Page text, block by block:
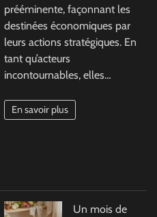
prééminente, façonnant les
destinées économiques par
leurs actions stratégiques. En
tant qu’acteurs
incontournables, elles…
En savoir plus
Un mois de